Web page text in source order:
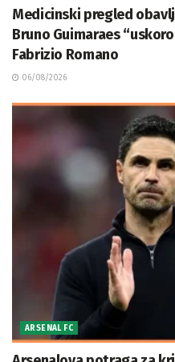
Medicinski pregled
Bruno Guimaraes
Fabrizio Romano
06/08/2026
ARSENAL FC